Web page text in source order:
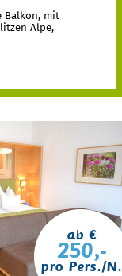
Balkon, mit
Alpe,
ab €
250,-
pro Pers./N.